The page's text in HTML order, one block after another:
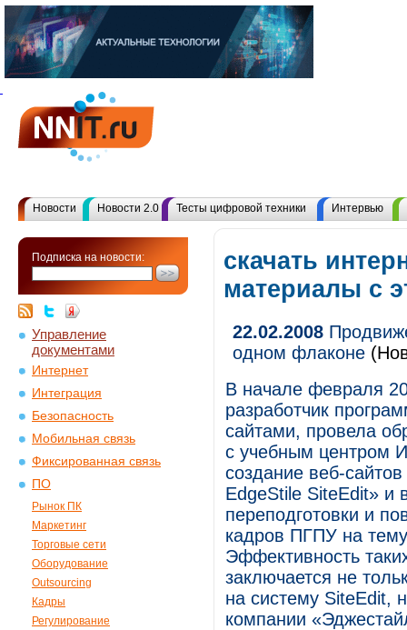
Новости Новости 2.0 Тесты цифровой техники Интервью
Подписка на новости:
Управление
документами
Интернет
Интеграция
Безопасность
Мобильная связь
Фиксированная связь
ПО
Рынок ПК
Маркетинг
Торговые сети
Оборудование
Outsourcing
Кадры
Регулирование
скачать
материалы с
22.02.2008
одном флаконе
В начале февраля
разработчик
сайтами, провела
с учебным центром
создание веб-
EdgeStile SiteEdit» и
переподготовки и
кадров ПГПУ на
Эффективность
заключается не
на систему SiteEdit,
компании